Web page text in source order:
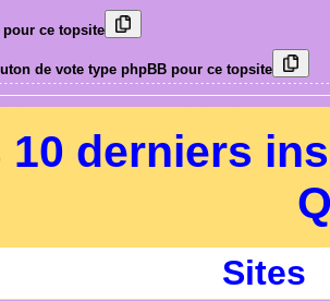
pour ce topsite
de vote type phpBB pour ce topsite
10 derniers
Sites